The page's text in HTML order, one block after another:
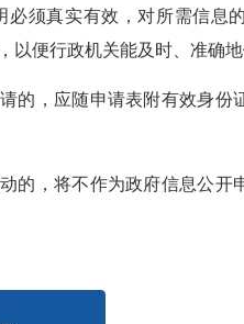
须真实有效，对所需信息
以便行政机关能及时、准确地
的，应随申请表附有效身份
的，将不作为政府信息公开